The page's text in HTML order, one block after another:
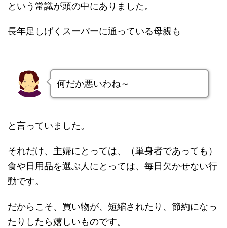
という常識が頭の中にありました。
長年足しげくスーパーに通っている母親も
何だか悪いわね～
と言っていました。
それだけ、主婦にとっては、（単身者であっても）
食や日用品を選ぶ人にとっては、毎日欠かせない行
動です。
だからこそ、買い物が、短縮されたり、節約になっ
たりしたら嬉しいものです。